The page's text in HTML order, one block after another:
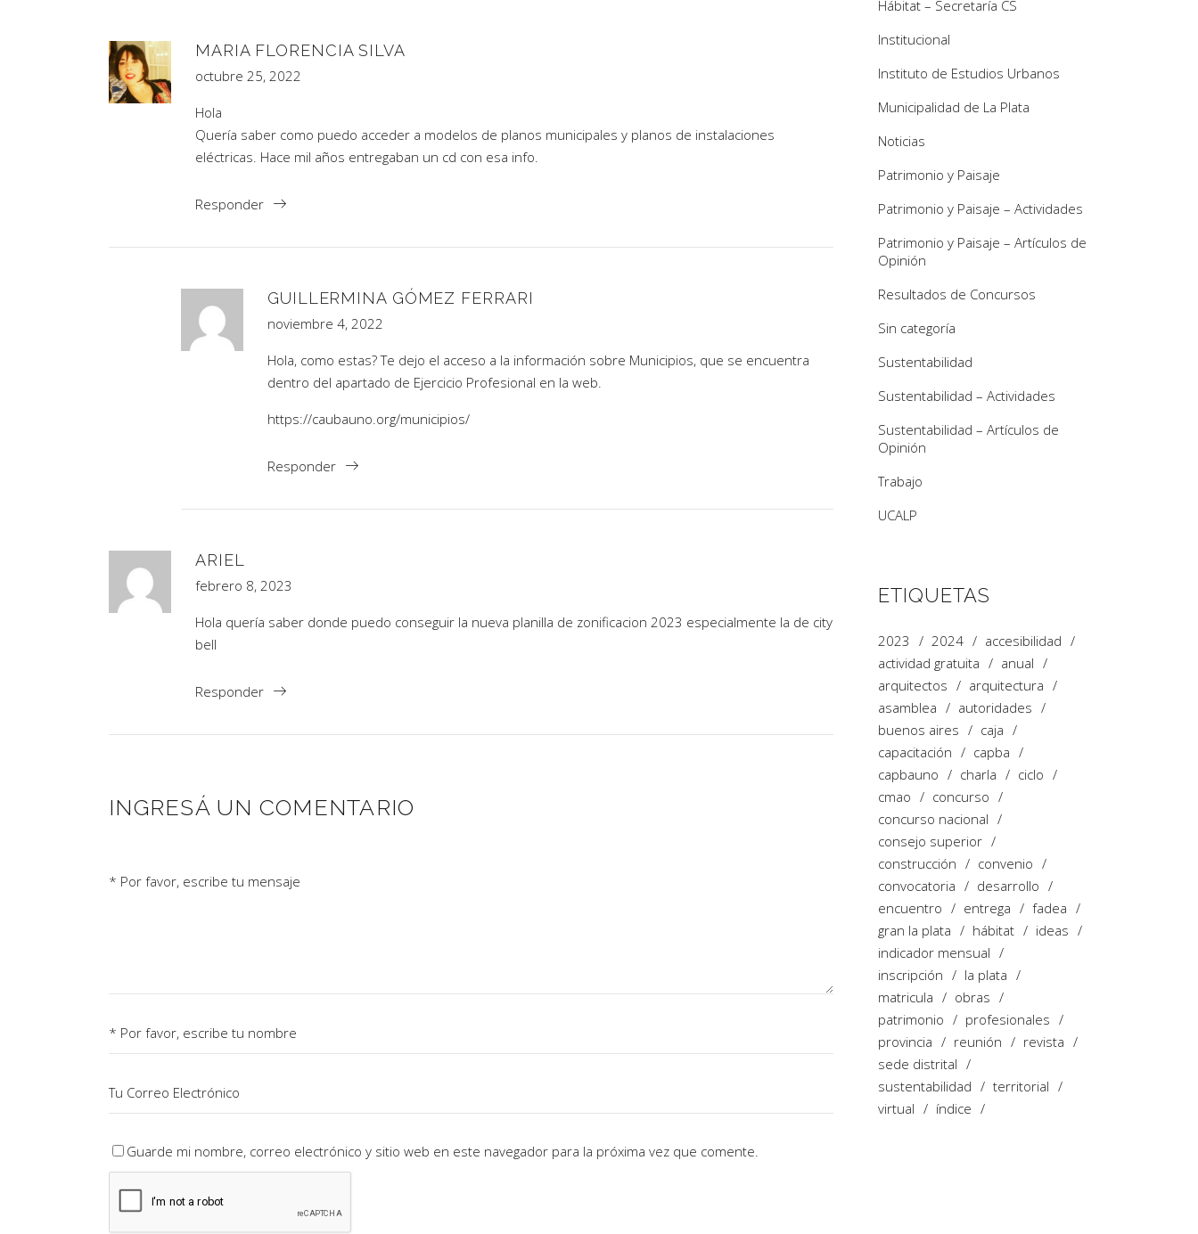
MARIA FLORENCIA SILVA
octubre 25, 2022
Hola
Quería saber como puedo acceder a modelos de planos municipales y planos de instalaciones
eléctricas. Hace mil años entregaban un cd con esa info.
Responder
GUILLERMINA GÓMEZ FERRARI
noviembre 4, 2022
Hola, como estas? Te dejo el acceso a la información sobre Municipios, que se encuentra
dentro del apartado de Ejercicio Profesional en la web.
https://caubauno.org/municipios/
Responder
ARIEL
febrero 8, 2023
Hola quería saber donde puedo conseguir la nueva planilla de zonificacion 2023 especialmente la de city
bell
Responder
INGRESÁ UN COMENTARIO
Guarde mi nombre, correo electrónico y sitio web en este navegador para la próxima vez que comente.
Hábitat – Secretaría CS
Institucional
Instituto de Estudios Urbanos
Municipalidad de La Plata
Noticias
Patrimonio y Paisaje
Patrimonio y Paisaje – Actividades
Patrimonio y Paisaje – Artículos de
Opinión
Resultados de Concursos
Sin categoría
Sustentabilidad
Sustentabilidad – Actividades
Sustentabilidad – Artículos de
Opinión
Trabajo
UCALP
ETIQUETAS
2023 2024
accesibilidad
actividad gratuita
anual
arquitectos
arquitectura
asamblea
autoridades
buenos aires
caja
capacitación
capba
capbauno
charla
ciclo
cmao
concurso
concurso nacional
consejo superior
construcción
convenio
convocatoria
desarrollo
encuentro
entrega
fadea
gran la plata
hábitat
ideas
indicador mensual
inscripción
la plata
matricula
obras
patrimonio
profesionales
provincia
reunión
revista
sede distrital
sustentabilidad
territorial
virtual
índice